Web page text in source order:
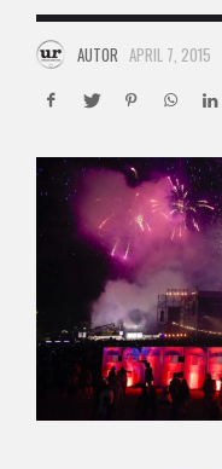
AUTOR APRIL 7, 2015